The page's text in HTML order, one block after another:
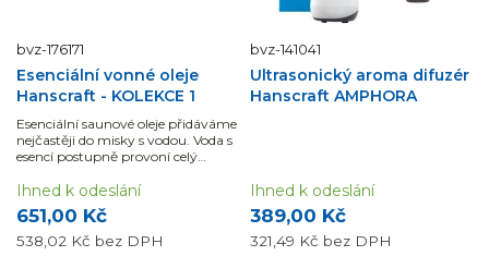
bvz-176171
Esenciální vonné oleje
Hanscraft - KOLEKCE 1
Esenciální saunové oleje přidáváme
nejčastěji do misky s vodou. Voda s
esencí postupně provoní celý
651,00 Kč
538,02 Kč bez DPH
Ihned k odeslání
bvz-141041
Ultrasonický aroma difuzér
Hanscraft AMPHORA
389,00 Kč
321,49 Kč bez DPH
Ihned k odeslání